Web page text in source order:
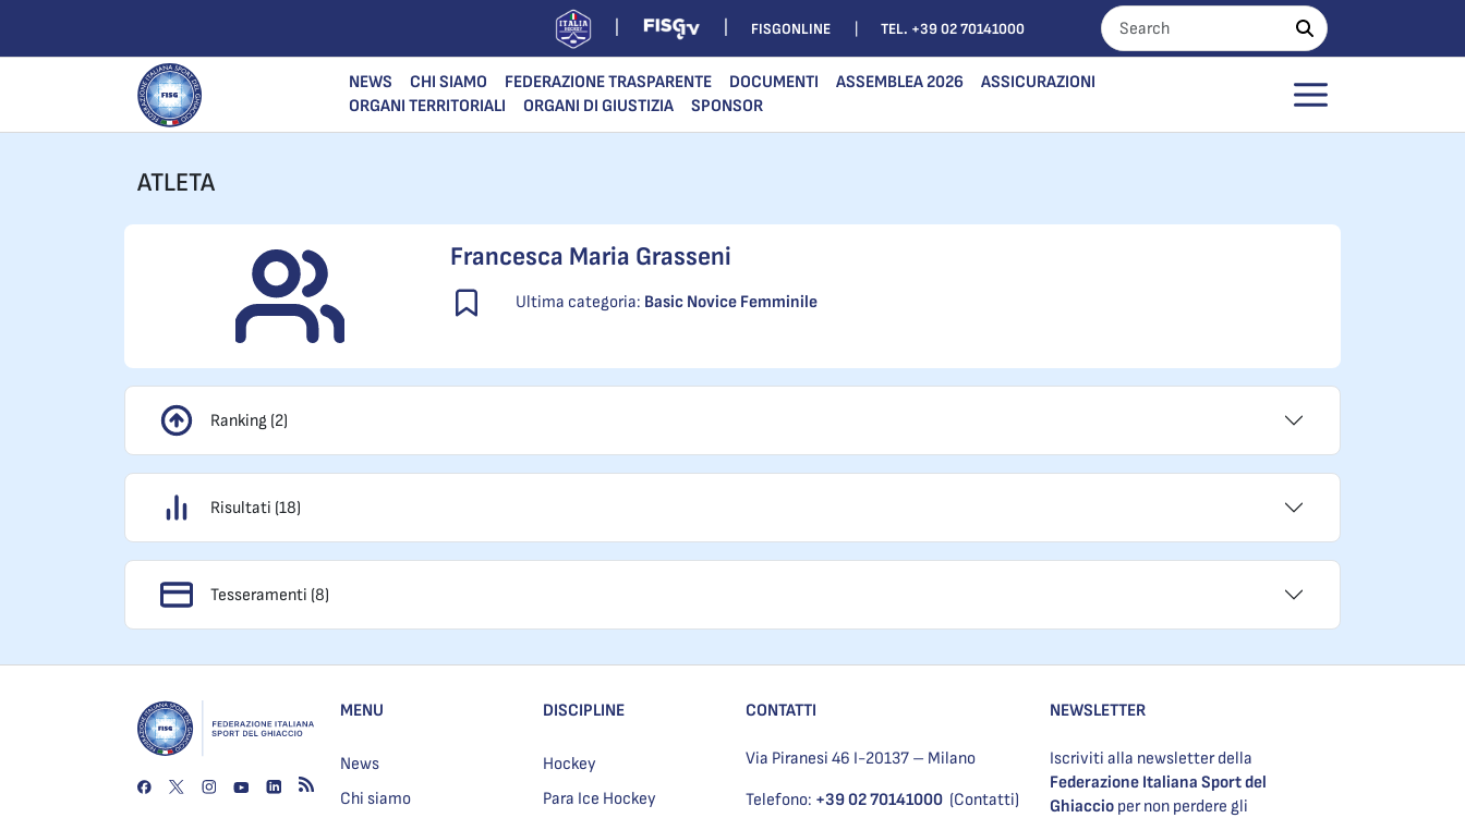
FISGONLINE TEL. +39 02 70141000
NEWS CHI SIAMO FEDERAZIONE TRASPARENTE DOCUMENTI ASSEMBLEA 2026
ASSICURAZIONI
ORGANI TERRITORIALI
ORGANI DI GIUSTIZIA SPONSOR
ATLETA
Francesca Maria Grasseni
Ultima categoria: Basic Novice Femminile
Ranking (2)
Risultati (18)
Tesseramenti (8)
MENU
News
Chi siamo
DISCIPLINE
Hockey
Para Ice Hockey
CONTATTI
Via Piranesi 46 I-20137 – Milano
Telefono: +39 02 70141000 (Contatti)
NEWSLETTER
Iscriviti alla newsletter della
Federazione Italiana Sport del
Ghiaccio per non perdere gli